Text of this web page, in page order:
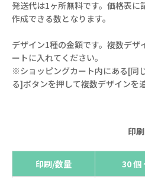
発送代は1ヶ所無料です。価格表に
作成できる数となります。
デザイン1種の金額です。複数デザ
ートに入れてください。
※ショッピングカート内にある[同
る]ボタンを押して複数デザインを
印刷
印刷/数量 30 個